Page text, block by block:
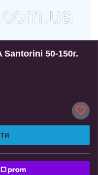
Santorini 50-150г.